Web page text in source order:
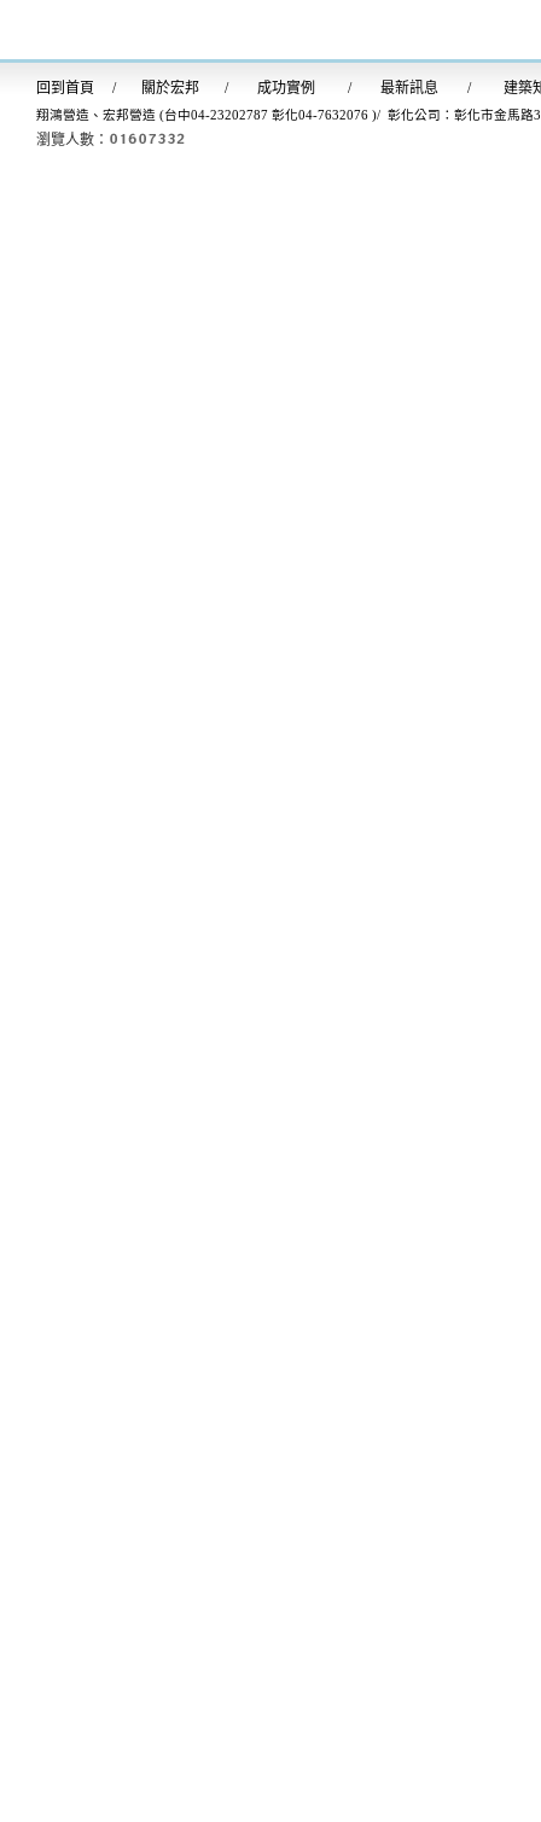
回到首頁 / 關於宏邦 / 成功實例 / 最新訊息 / 建築
翔鴻營造、宏邦營造 (台中04-23202787 彰化04-7632076 )/ 彰化公司：彰化市金馬路
瀏覽人數：